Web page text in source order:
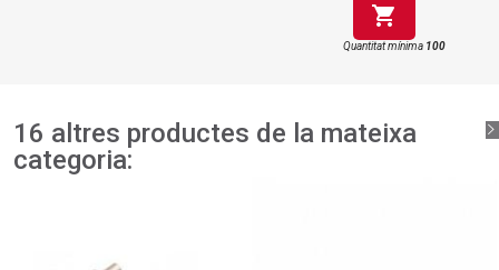
shopping_cart
Quantitat mínima 100
16 altres productes de la mateixa
categoria: